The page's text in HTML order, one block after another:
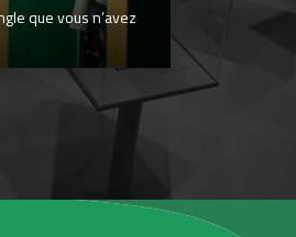
que vous n’avez